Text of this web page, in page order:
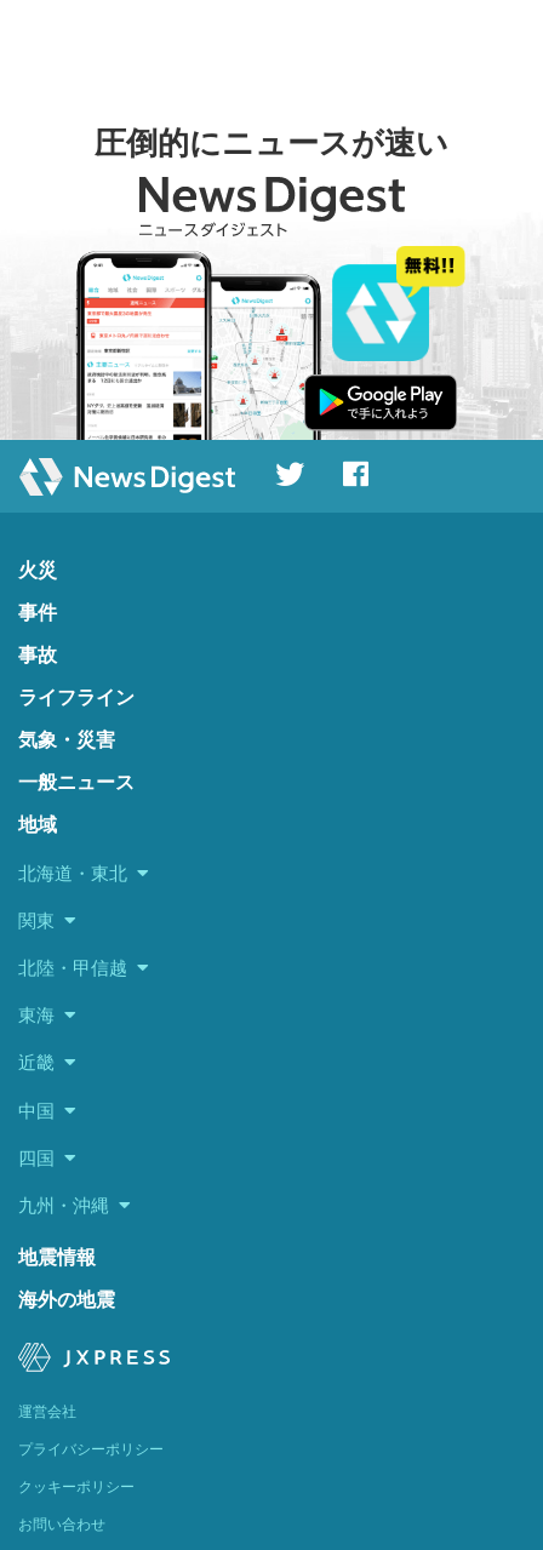
圧倒的にニュースが速い
火災
事件
事故
ライフライン
気象・災害
一般ニュース
地域
北海道・東北
関東
北陸・甲信越
東海
近畿
中国
四国
九州・沖縄
地震情報
海外の地震
運営会社
プライバシーポリシー
クッキーポリシー
お問い合わせ